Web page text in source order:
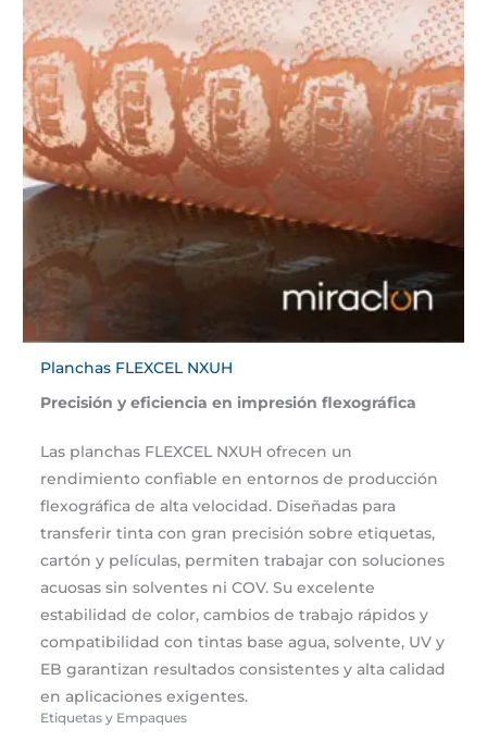
Planchas FLEXCEL NXUH
Precisión y eficiencia en impresión flexográfica
Las planchas FLEXCEL NXUH ofrecen un
rendimiento confiable en entornos de producción
flexográfica de alta velocidad. Diseñadas para
transferir tinta con gran precisión sobre etiquetas,
cartón y películas, permiten trabajar con soluciones
acuosas sin solventes ni COV. Su excelente
estabilidad de color, cambios de trabajo rápidos y
compatibilidad con tintas base agua, solvente, UV y
EB garantizan resultados consistentes y alta calidad
en aplicaciones exigentes.
Etiquetas y Empaques